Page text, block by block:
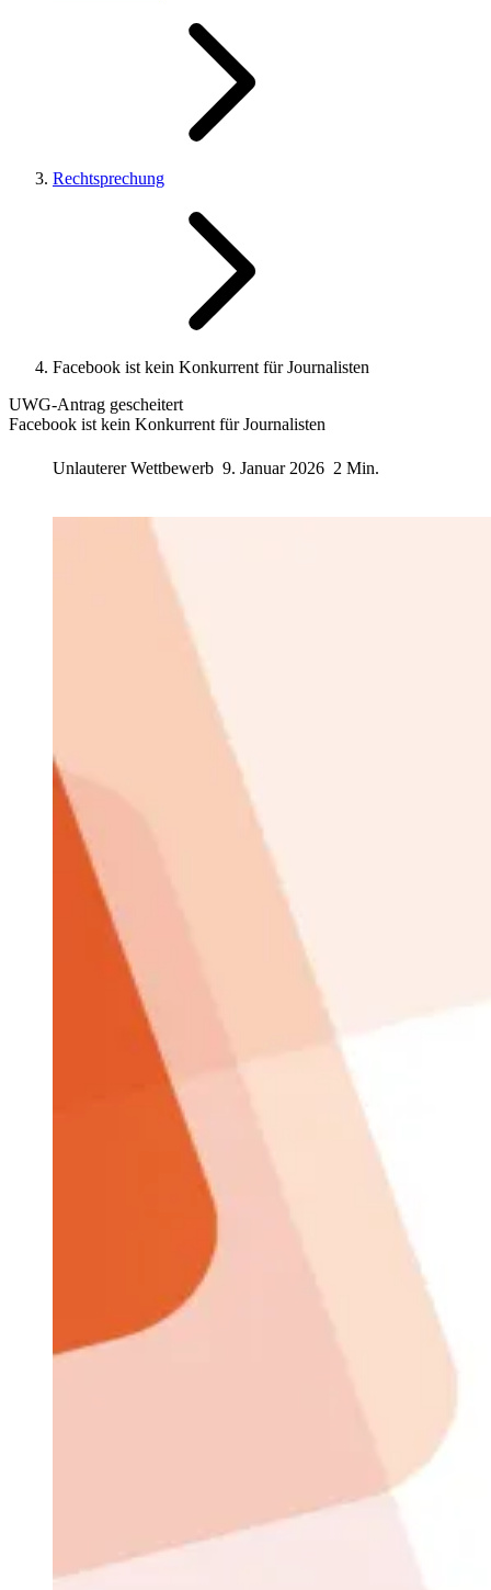
Rechtsprechung
Facebook ist kein Konkurrent für Journalisten
UWG-Antrag gescheitert
Facebook ist kein Konkurrent für Journalisten
Unlauterer Wettbewerb 9. Januar 2026 2 Min.